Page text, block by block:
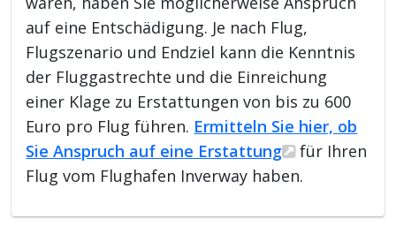
auf eine Entschädigung. Je nach Flug,
Flugszenario und Endziel kann die Kenntnis
der Fluggastrechte und die Einreichung
einer Klage zu Erstattungen von bis zu 600
Euro pro Flug führen. Ermitteln Sie hier, ob
Sie Anspruch auf eine Erstattung
für Ihren
Flug vom Flughafen Inverway haben.